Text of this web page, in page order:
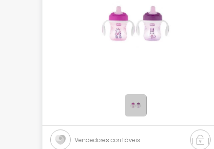
Promoções
Vendedores confiáveis